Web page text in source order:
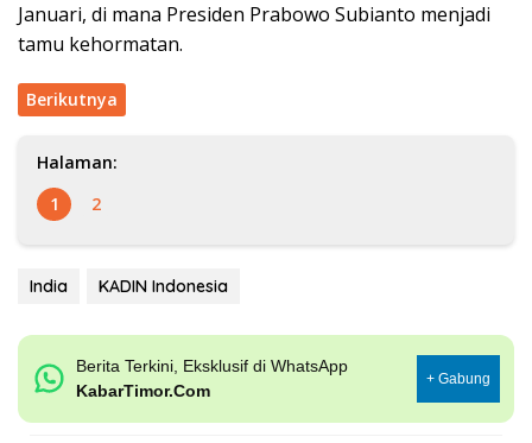
Januari, di mana Presiden Prabowo Subianto menjadi
tamu kehormatan.
Berikutnya
Halaman:
1
2
India KADIN Indonesia
Berita Terkini, Eksklusif di WhatsApp
KabarTimor.Com
+ Gabung